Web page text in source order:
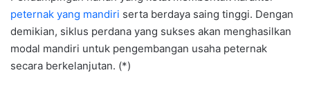
peternak yang mandiri serta berdaya saing tinggi. Dengan
demikian, siklus perdana yang sukses akan menghasilkan
modal mandiri untuk pengembangan usaha peternak
secara berkelanjutan. (*)